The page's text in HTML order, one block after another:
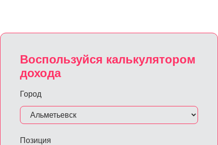
Воспользуйся калькулятором
дохода
Город
Позиция